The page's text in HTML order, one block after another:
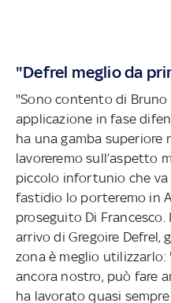
"Defrel meglio da
"Sono contento di Bruno
applicazione in fase
ha una gamba superiore
lavoreremo sull’aspetto
piccolo infortunio che
fastidio lo porteremo in
proseguito Di
arrivo di Gregoire Defrel,
zona è meglio
ancora nostro, può fare
ha lavorato quasi